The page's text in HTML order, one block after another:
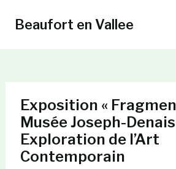
Beaufort en Vallee
Exposition «
Musée Joseph-
Exploration de l’Art
Contemporain